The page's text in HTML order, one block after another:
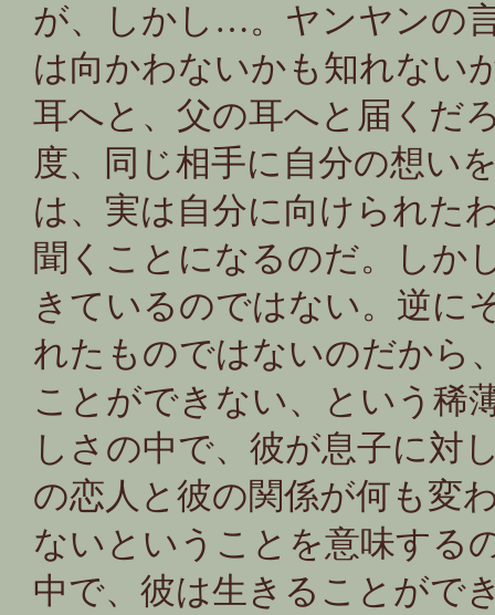
が、しかし…。ヤンヤンの
は向かわないかも知れない
耳へと、父の耳へと届くだ
度、同じ相手に自分の想い
は、実は自分に向けられた
聞くことになるのだ。しか
きているのではない。逆に
れたものではないのだから
ことができない、という稀
しさの中で、彼が息子に対
の恋人と彼の関係が何も変
ないということを意味する
中で、彼は生きることがで